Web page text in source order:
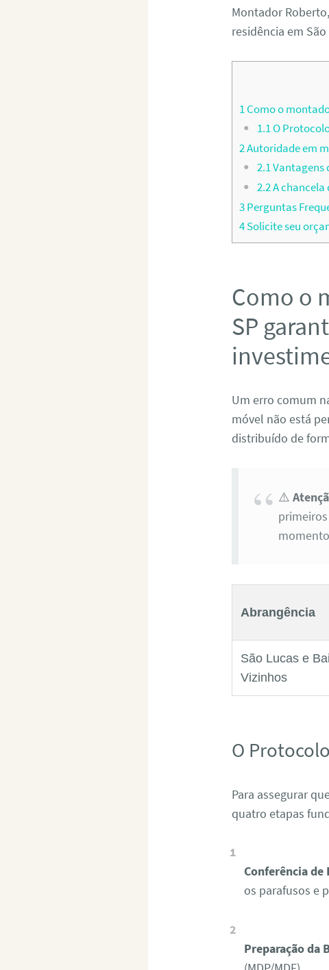
Montador
residência em
1Como o
1.1O
2Autoridade em
2.1Vantagens
2.2A
3Perguntas
4Solicite seu
Como o
SP
Um erro comum
móvel não está
distribuído de
⚠️
Abrangência
São Lucas e
Vizinhos
O
Para assegurar
quatro etapas
Conferência de
os parafusos e
Preparação da